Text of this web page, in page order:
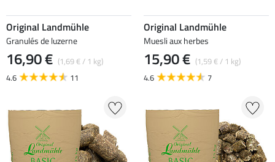
Original Landmühle
Granulés de luzerne
16,90 € (1,69 € / 1 kg)
4.6
11
Original Landmühle
Muesli aux herbes
15,90 € (1,59 € / 1 kg)
4.6
7